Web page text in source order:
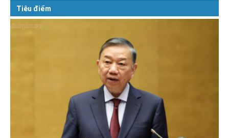
Tiêu điểm